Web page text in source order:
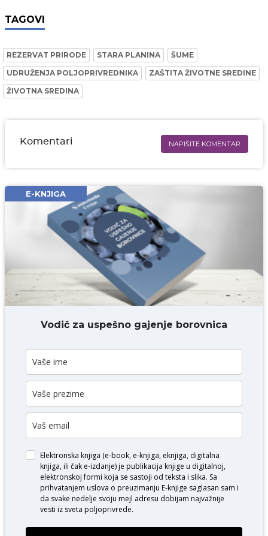
TAGOVI
REZERVAT PRIRODE STARA PLANINA
ŠUME
UDRUŽENJA POLJOPRIVREDNIKA
ZAŠTITA ŽIVOTNE SREDINE
ŽIVOTNA SREDINA
Komentari NAPIŠITE KOMENTAR
Email* obavezno
Komentar* obavezno
DODAJ KOMENTAR
E-KNJIGA
Vodič za uspešno gajenje borovnica
Elektronska knjiga (e-book, e-knjiga, eknjiga, digitalna
knjiga, ili čak e-izdanje) je publikacija knjige u digitalnoj,
elektronskoj formi koja se sastoji od teksta i slika. Sa
prihvatanjem uslova o preuzimanju E-knjige saglasan sam i
da svake nedelje svoju mejl adresu dobijam najvažnije
vesti iz sveta poljoprivrede.